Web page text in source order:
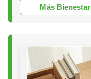
Más Bienestar